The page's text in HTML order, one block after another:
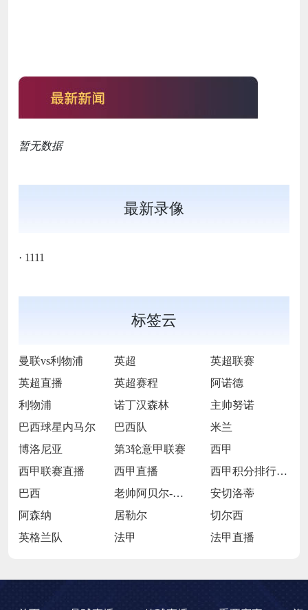
暂无数据
最新录像
· 1111
标签云
曼联vs利物浦 英超
英超联赛
英超直播
英超赛程
阿诺德
利物浦
诺丁汉森林
主帅努诺
巴西球星内马尔
巴西队
米兰
博洛尼亚
第3轮意甲联赛
西甲
西甲联赛直播
西甲直播
西甲积分排行西榜
巴西
老帅阿贝尔-布拉
安切洛蒂
阿森纳
居勒尔
切尔西
英格兰队
法甲 法甲直播